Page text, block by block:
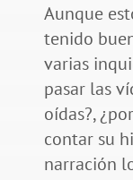
Aunque
tenido
varias
pasar las
oídas?,
contar su
narración